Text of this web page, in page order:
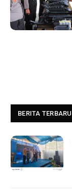
BERITA TERBARU